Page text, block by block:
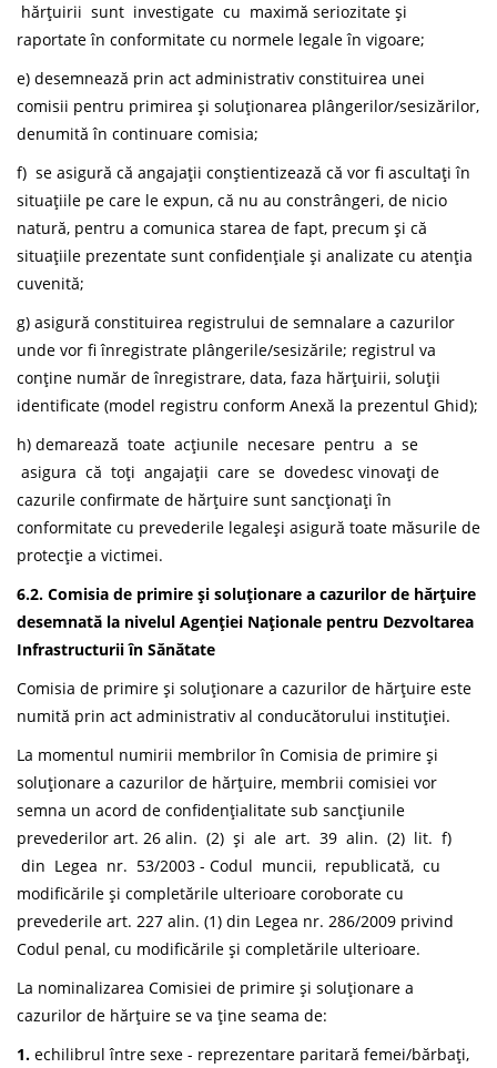
hărțuirii sunt investigate cu maximă seriozitate și
raportate în conformitate cu normele legale în vigoare;
e) desemnează prin act administrativ constituirea unei
comisii pentru primirea și soluționarea plângerilor/sesizărilor,
denumită în continuare comisia;
f) se asigură că angajații conștientizează că vor fi ascultați în
situațiile pe care le expun, că nu au constrângeri, de nicio
natură, pentru a comunica starea de fapt, precum și că
situațiile prezentate sunt confidențiale și analizate cu atenția
cuvenită;
g) asigură constituirea registrului de semnalare a cazurilor
unde vor fi înregistrate plângerile/sesizările; registrul va
conține număr de înregistrare, data, faza hărțuirii, soluții
identificate (model registru conform Anexă la prezentul Ghid);
h) demarează toate acțiunile necesare pentru a se
asigura că toți angajații care se dovedesc vinovați de
cazurile confirmate de hărțuire sunt sancționați în
conformitate cu prevederile legaleși asigură toate măsurile de
protecție a victimei.
6.2. Comisia de primire și soluționare a cazurilor de hărțuire
desemnată la nivelul Agenției Naționale pentru Dezvoltarea
Infrastructurii în Sănătate
Comisia de primire și soluționare a cazurilor de hărțuire este
numită prin act administrativ al conducătorului instituției.
La momentul numirii membrilor în Comisia de primire și
soluționare a cazurilor de hărțuire, membrii comisiei vor
semna un acord de confidențialitate sub sancțiunile
prevederilor art. 26 alin. (2) și ale art. 39 alin. (2) lit. f)
din Legea nr. 53/2003 - Codul muncii, republicată, cu
modificările și completările ulterioare coroborate cu
prevederile art. 227 alin. (1) din Legea nr. 286/2009 privind
Codul penal, cu modificările și completările ulterioare.
La nominalizarea Comisiei de primire și soluționare a
cazurilor de hărțuire se va ține seama de:
1. echilibrul între sexe - reprezentare paritară femei/bărbați,